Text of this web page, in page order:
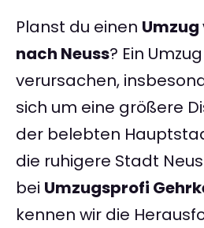
Planst du einen
nach Neuss? Ein
verursachen,
sich um eine größere
der belebten
die ruhigere Stadt
bei Umzugsprofi
kennen wir die